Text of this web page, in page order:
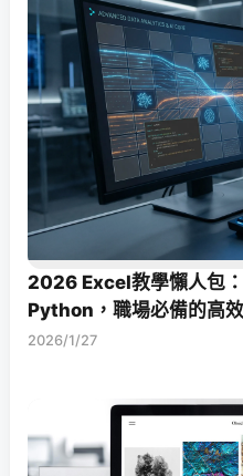
2026 Excel教學懶人包
Python，職場必備的高
2026/1/27